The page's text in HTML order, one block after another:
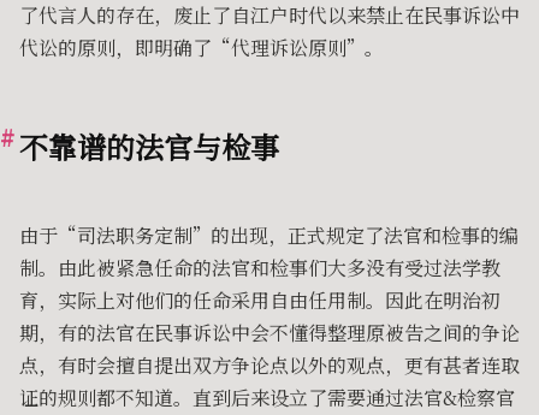
了代言人的存在，废止了自江户时代以来禁止在民事诉讼中
代讼的原则，即明确了“代理诉讼原则”。
不靠谱的法官与检事
由于“司法职务定制”的出现，正式规定了法官和检事的编
制。由此被紧急任命的法官和检事们大多没有受过法学教
育，实际上对他们的任命采用自由任用制。因此在明治初
期，有的法官在民事诉讼中会不懂得整理原被告之间的争论
点，有时会擅自提出双方争论点以外的观点，更有甚者连取
证的规则都不知道。直到后来设立了需要通过法官&检察官